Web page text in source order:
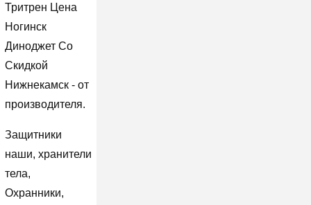
Тритрен Цена
Ногинск
Диноджет Со
Скидкой
Нижнекамск - от
производителя.
Защитники
наши, хранители
тела,
Охранники,